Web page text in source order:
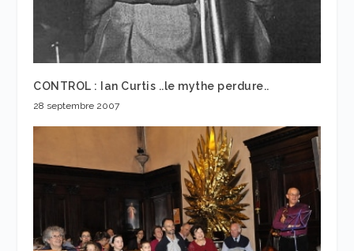
CONTROL : Ian Curtis ..le mythe perdure..
28 septembre 2007